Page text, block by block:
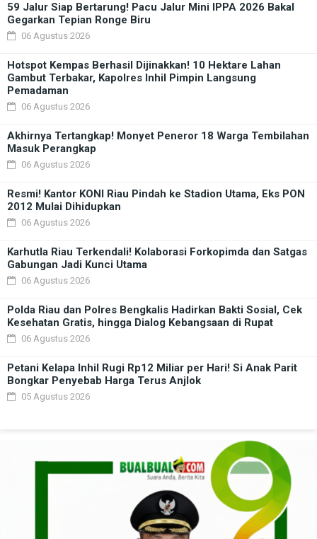
59 Jalur Siap Bertarung! Pacu Jalur Mini IPPA 2026 Bakal
Gegarkan Tepian Ronge Biru
06 Agustus 2026
Hotspot Kempas Berhasil Dijinakkan! 10 Hektare Lahan
Gambut Terbakar, Kapolres Inhil Pimpin Langsung
Pemadaman
06 Agustus 2026
Akhirnya Tertangkap! Monyet Peneror 18 Warga Tembilahan
Masuk Perangkap
06 Agustus 2026
Resmi! Kantor KONI Riau Pindah ke Stadion Utama, Eks PON
2012 Mulai Dihidupkan
06 Agustus 2026
Karhutla Riau Terkendali! Kolaborasi Forkopimda dan Satgas
Gabungan Jadi Kunci Utama
06 Agustus 2026
Polda Riau dan Polres Bengkalis Hadirkan Bakti Sosial, Cek
Kesehatan Gratis, hingga Dialog Kebangsaan di Rupat
06 Agustus 2026
Petani Kelapa Inhil Rugi Rp12 Miliar per Hari! Si Anak Parit
Bongkar Penyebab Harga Terus Anjlok
05 Agustus 2026